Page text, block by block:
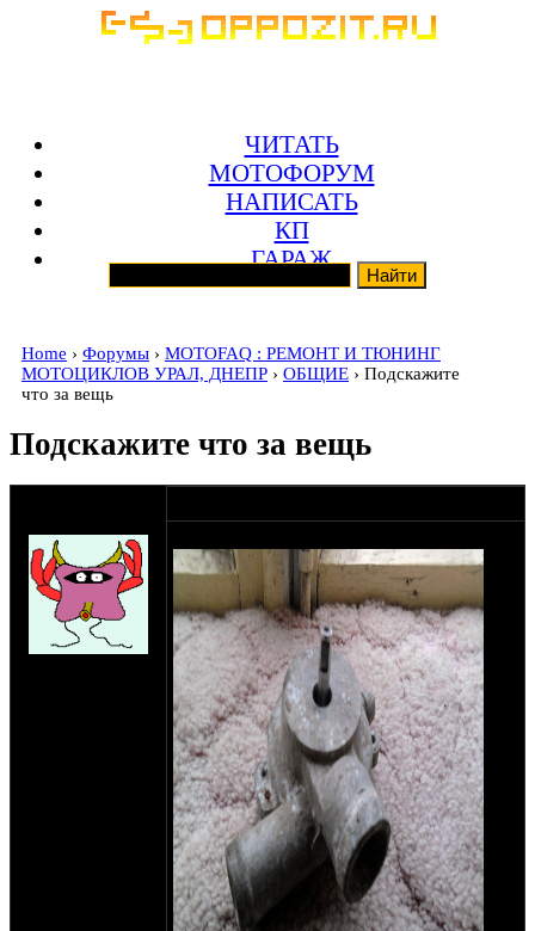
ЧИТАТЬ
МОТОФОРУМ
НАПИСАТЬ
КП
ГАРАЖ
Home › Форумы › MOTOFAQ : РЕМОНТ И ТЮНИНГ
МОТОЦИКЛОВ УРАЛ, ДНЕПР › ОБЩИЕ › Подскажите
что за вещь
Подскажите что за вещь